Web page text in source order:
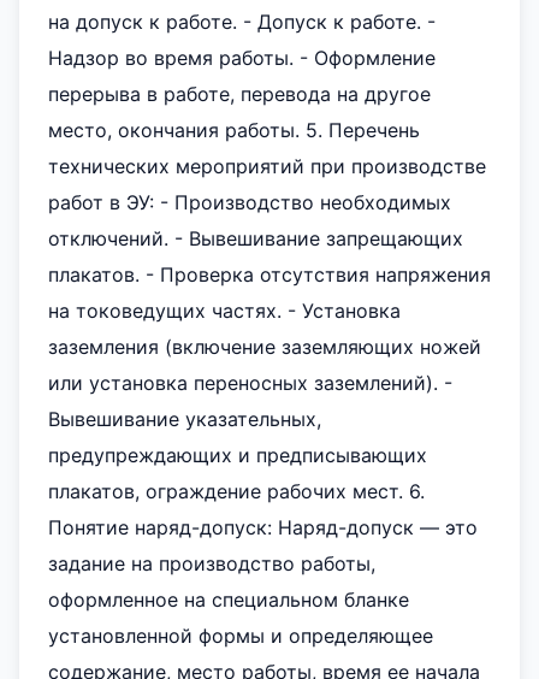
на допуск к работе. - Допуск к работе. -
Надзор во время работы. - Оформление
перерыва в работе, перевода на другое
место, окончания работы. 5. Перечень
технических мероприятий при производстве
работ в ЭУ: - Производство необходимых
отключений. - Вывешивание запрещающих
плакатов. - Проверка отсутствия напряжения
на токоведущих частях. - Установка
заземления (включение заземляющих ножей
или установка переносных заземлений). -
Вывешивание указательных,
предупреждающих и предписывающих
плакатов, ограждение рабочих мест. 6.
Понятие наряд-допуск: Наряд-допуск — это
задание на производство работы,
оформленное на специальном бланке
установленной формы и определяющее
содержание, место работы, время ее начала